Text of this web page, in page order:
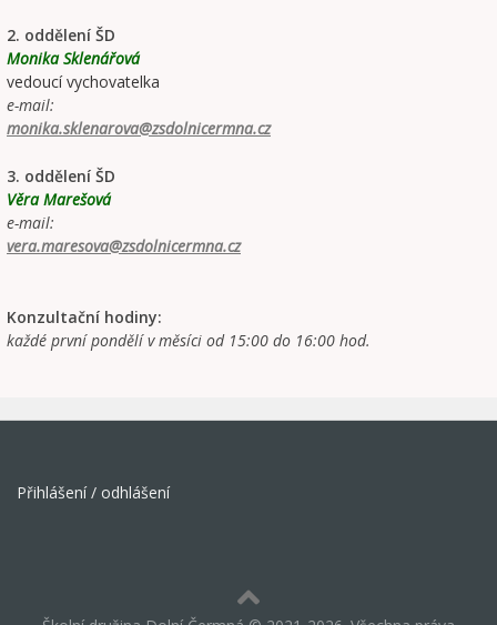
2. oddělení ŠD
Monika Sklenářová
vedoucí vychovatelka
e-mail:
monika.sklenarova@zsdolnicermna.cz
3. oddělení ŠD
Věra Marešová
e-mail:
vera.maresova@zsdolnicermna.cz
Konzultační hodiny:
každé první pondělí v měsíci od 15:00 do 16:00 hod.
Přihlášení / odhlášení